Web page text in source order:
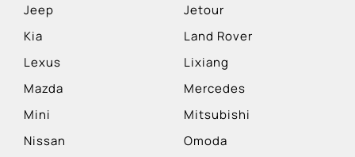
Jeep
Jetour
Kia
Land Rover
Lexus
Lixiang
Mazda
Mercedes
Mini
Mitsubishi
Nissan
Omoda